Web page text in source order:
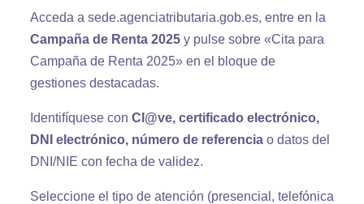
Acceda a sede.agenciatributaria.gob.es, entre en la
Campaña de Renta 2025y pulse sobre «Cita para
Campaña de Renta 2025» en el bloque de
gestiones destacadas.
Identifíquese con Cl@ve, certificado electrónico,
DNI electrónico, número de referenciao datos del
DNI/NIE con fecha de validez.
Seleccione el tipo de atención (presencial, telefónica